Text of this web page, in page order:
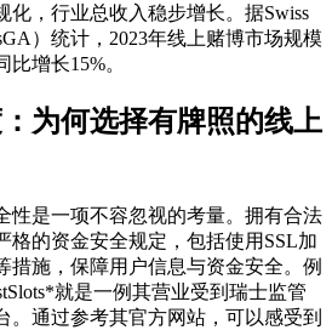
化，行业总收入稳步增长。据Swiss
）统计，2023年线上赌博市场规模
增长15%。
为何选择有牌照的线上
性是一项不容忽视的考量。拥有合法
格的资金安全规定，包括使用SSL加
措施，保障用户信息与资金安全。例
就是一例其营业受到瑞士监管
。通过参考其官方网站，可以感受到